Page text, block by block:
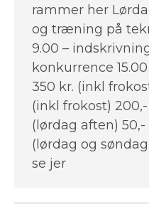
rammer her
og træning på
9.00 –
konkurrence
350 kr. (inkl
(inkl frokost)
(lørdag aften)
(lørdag og
se jer